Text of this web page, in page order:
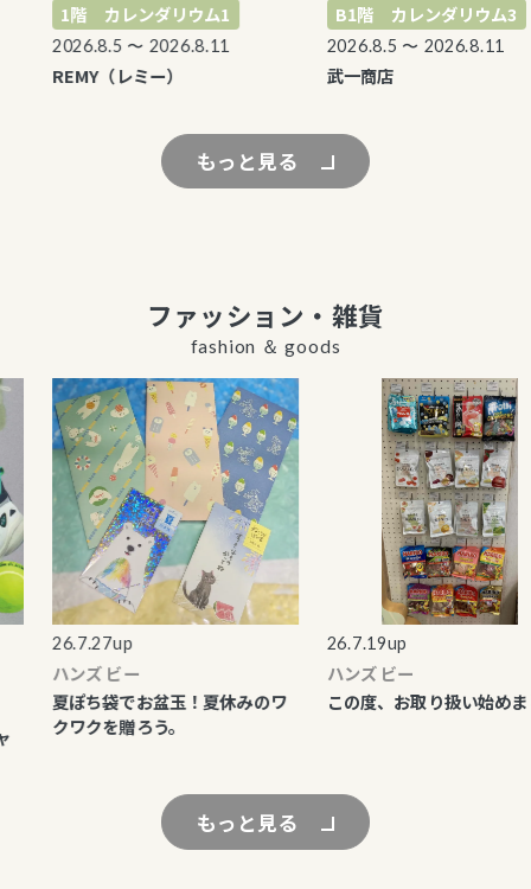
1階 カレンダリウム1
2026.8.5 〜 2026.8.11
REMY（レミー）
B1階 カレンダリウム3
2026.8.5 〜 2026.8.11
武一商店
もっと見る
ファッション・雑貨
fashion ＆ goods
26.7.27up
ハンズ ビー
夏ぽち袋でお盆玉！夏休みのワ
クワクを贈ろう。
26.7.19up
ハンズ ビー
この度、お取り扱い始めまし
もっと見る